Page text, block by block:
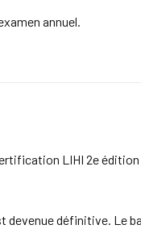
annuel.
LIHI 2e édition
devenue définitive. Le